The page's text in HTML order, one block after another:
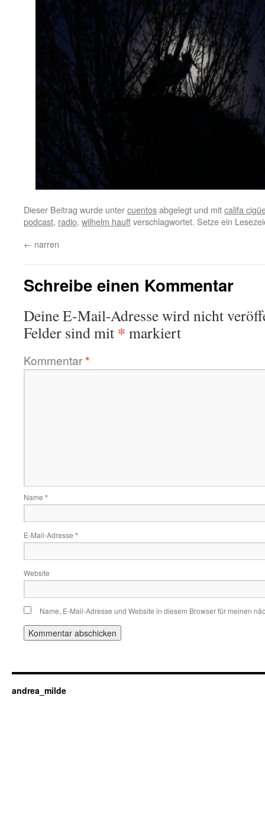
Dieser Beitrag wurde untercuentosabgelegt und mitcalifa
podcast, radio, wilhelm hauffverschlagwortet. Setze ein
← narren
Schreibe einen Kommentar
Deine E-Mail-Adresse wird nicht
Felder sind mit * markiert
Kommentar*
Name *
E-Mail-Adresse *
Website
Name, E-Mail-Adresse und Website in diesem Browser für meinen
andrea_milde